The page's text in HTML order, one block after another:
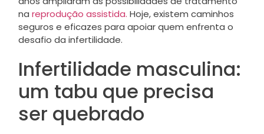
na reprodução assistida. Hoje, existem caminhos
seguros e eficazes para apoiar quem enfrenta o
desafio da infertilidade.
Infertilidade masculina:
um tabu que precisa
ser quebrado